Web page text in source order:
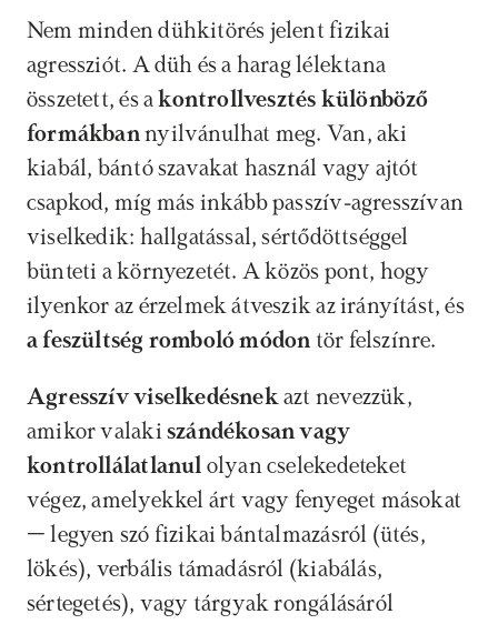
Nem minden dühkitörés jelent fizikai
agressziót. A düh és a harag lélektana
összetett, és a kontrollvesztés különböző
formákban nyilvánulhat meg. Van, aki
kiabál, bántó szavakat használ vagy ajtót
csapkod, míg más inkább passzív-agresszívan
viselkedik: hallgatással, sértődöttséggel
bünteti a környezetét. A közös pont, hogy
ilyenkor az érzelmek átveszik az irányítást, és
a feszültség romboló módon tör felszínre.
Agresszív viselkedésnek azt nevezzük,
amikor valaki szándékosan vagy
kontrollálatlanul olyan cselekedeteket
végez, amelyekkel árt vagy fenyeget másokat
– legyen szó fizikai bántalmazásról (ütés,
lökés), verbális támadásról (kiabálás,
sértegetés), vagy tárgyak rongálásáról